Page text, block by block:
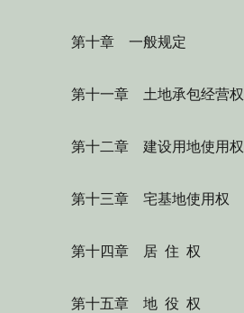
第十章 一般规定
第十一章 土地承包经营权
第十二章 建设用地使用权
第十三章 宅基地使用权
第十四章 居 住 权
第十五章 地 役 权